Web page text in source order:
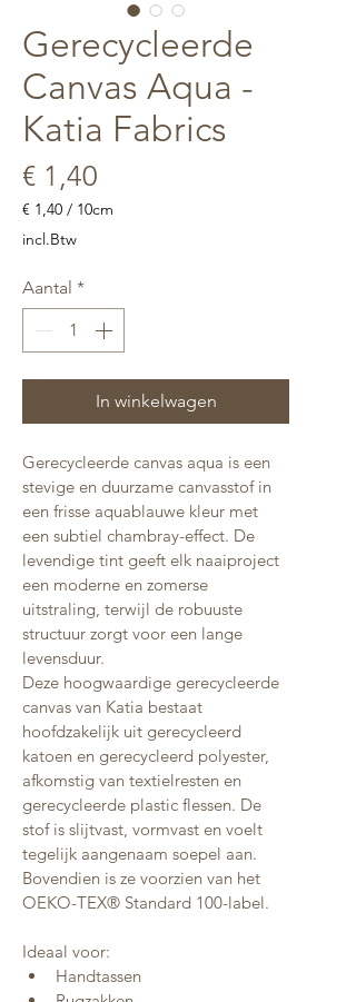
Gerecycleerde
Canvas Aqua -
Katia Fabrics
€ 1,40
€ 1,40 / 10cm
€ 1,40
per
Centimeters
incl.Btw
Aantal *
In winkelwagen
Gerecycleerde canvas aqua is een
stevige en duurzame canvasstof in
een frisse aquablauwe kleur met
een subtiel chambray-effect. De
levendige tint geeft elk naaiproject
een moderne en zomerse
uitstraling, terwijl de robuuste
structuur zorgt voor een lange
levensduur.
Deze hoogwaardige gerecycleerde
canvas van Katia bestaat
hoofdzakelijk uit gerecycleerd
katoen en gerecycleerd polyester,
afkomstig van textielresten en
gerecycleerde plastic flessen. De
stof is slijtvast, vormvast en voelt
tegelijk aangenaam soepel aan.
Bovendien is ze voorzien van het
OEKO-TEX® Standard 100-label.
Ideaal voor:
Handtassen